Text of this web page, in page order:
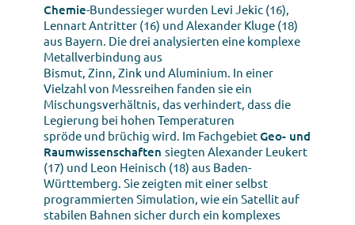
Chemie-Bundessieger wurden Levi Jekic (16),
Lennart Antritter (16) und Alexander Kluge (18)
aus Bayern. Die drei analysierten eine komplexe
Metallverbindung aus
Bismut, Zinn, Zink und Aluminium. In einer
Vielzahl von Messreihen fanden sie ein
Mischungsverhältnis, das verhindert, dass die
Legierung bei hohen Temperaturen
spröde und brüchig wird. Im FachgebietGeo- und
Raumwissenschaften siegten Alexander Leukert
(17) und Leon Heinisch (18) aus Baden-
Württemberg. Sie zeigten mit einer selbst
programmierten Simulation, wie ein Satellit auf
stabilen Bahnen sicher durch ein komplexes